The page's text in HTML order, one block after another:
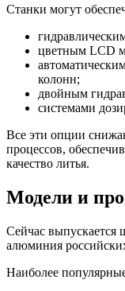
Станки могут
цветным LCD
колонн;
двойным
системами
Все эти опции
процессов,
качество литья.
Модели и
Сейчас выпускается
алюминия
Наиболее